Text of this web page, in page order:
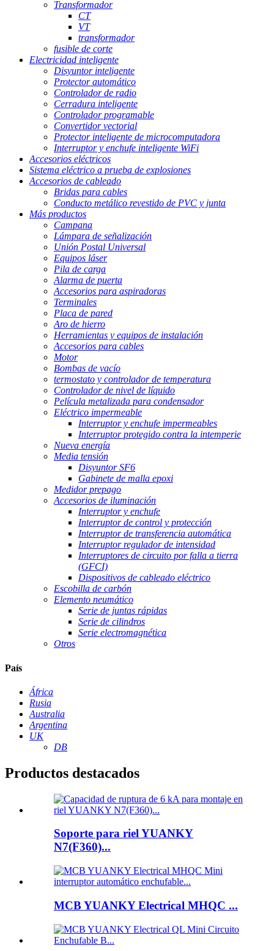
Transformador
CT
VT
transformador
fusible de corte
Electricidad inteligente
Disyuntor inteligente
Protector automático
Controlador de radio
Cerradura inteligente
Controlador programable
Convertidor vectorial
Protector inteligente de microcomputadora
Interruptor y enchufe inteligente WiFi
Accesorios eléctricos
Sistema eléctrico a prueba de explosiones
Accesorios de cableado
Bridas para cables
Conducto metálico revestido de PVC y junta
Más productos
Campana
Lámpara de señalización
Unión Postal Universal
Equipos láser
Pila de carga
Alarma de puerta
Accesorios para aspiradoras
Terminales
Placa de pared
Aro de hierro
Herramientas y equipos de instalación
Accesorios para cables
Motor
Bombas de vacío
termostato y controlador de temperatura
Controlador de nivel de líquido
Película metalizada para condensador
Eléctrico impermeable
Interruptor y enchufe impermeables
Interruptor protegido contra la intemperie
Nueva energía
Media tensión
Disyuntor SF6
Gabinete de malla epoxi
Medidor prepago
Accesorios de iluminación
Interruptor y enchufe
Interruptor de control y protección
Interruptor de transferencia automática
Interruptor regulador de intensidad
Interruptores de circuito por falla a tierra
(GFCI)
Dispositivos de cableado eléctrico
Escobilla de carbón
Elemento neumático
Serie de juntas rápidas
Serie de cilindros
Serie electromagnética
Otros
País
África
Rusia
Australia
Argentina
UK
DB
Productos destacados
Soporte para riel YUANKY
N7(F360)...
MCB YUANKY Electrical MHQC ...